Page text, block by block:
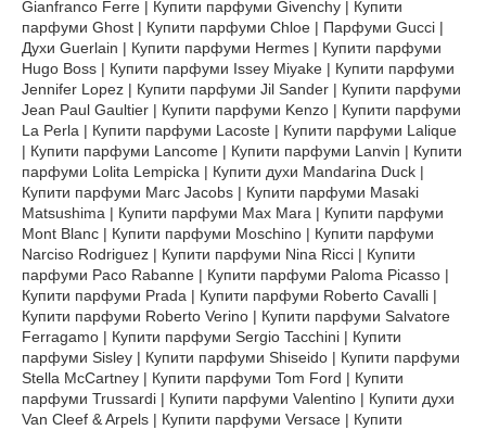
Gianfranco Ferre | Купити парфуми Givenchy | Купити
парфуми Ghost | Купити парфуми Chloe | Парфуми Gucci |
Духи Guerlain | Купити парфуми Hermes | Купити парфуми
Hugo Boss | Купити парфуми Issey Miyake | Купити парфуми
Jennifer Lopez | Купити парфуми Jil Sander | Купити парфуми
Jean Paul Gaultier | Купити парфуми Kenzo | Купити парфуми
La Perla | Купити парфуми Lacoste | Купити парфуми Lalique
| Купити парфуми Lancome | Купити парфуми Lanvin | Купити
парфуми Lolita Lempicka | Купити духи Mandarina Duck |
Купити парфуми Marc Jacobs | Купити парфуми Masaki
Matsushima | Купити парфуми Max Mara | Купити парфуми
Mont Blanc | Купити парфуми Moschino | Купити парфуми
Narciso Rodriguez | Купити парфуми Nina Ricci | Купити
парфуми Paco Rabanne | Купити парфуми Paloma Picasso |
Купити парфуми Prada | Купити парфуми Roberto Cavalli |
Купити парфуми Roberto Verino | Купити парфуми Salvatore
Ferragamo | Купити парфуми Sergio Tacchini | Купити
парфуми Sisley | Купити парфуми Shiseido | Купити парфуми
Stella McCartney | Купити парфуми Tom Ford | Купити
парфуми Trussardi | Купити парфуми Valentino | Купити духи
Van Cleef & Arpels | Купити парфуми Versace | Купити